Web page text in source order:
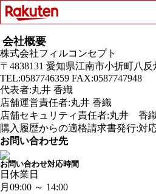
会社概要
株式会社フィルコンセプト
〒4838131 愛知県江南市小折町八反
TEL:0587746359 FAX:0587747948
代表者:丸井 香織
店舗運営責任者:丸井 香織
店舗セキュリティ責任者:丸井 香
購入履歴からの適格請求書発行:対
お問い合わせ先
お問い合わせ対応時間
日 休業日
月 09:00 ～ 14:00